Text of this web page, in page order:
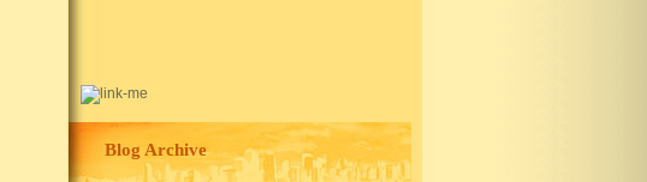
Blog Archive